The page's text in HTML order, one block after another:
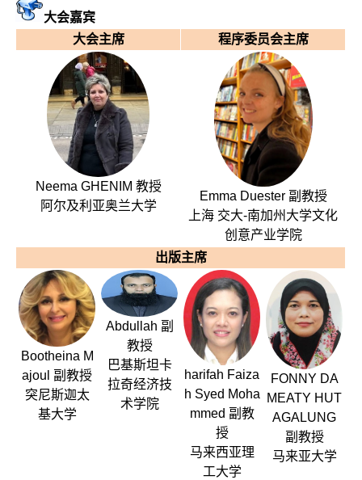
大会嘉宾
大会主席
程序委员会主席
Neema GHENIM 教授
阿尔及利亚奥兰大学
Emma Duester 副教授
上海 交大-南加州大学文化
创意产业学院
出版主席
Bootheina M
ajoul 副教授
突尼斯迦太
基大学
Abdullah 副
教授
巴基斯坦卡
拉奇经济技
术学院
harifah Faiza
h Syed Moha
mmed 副教
授
马来西亚理
工大学
FONNY DA
MEATY HUT
AGALUNG
副教授
马来亚大学